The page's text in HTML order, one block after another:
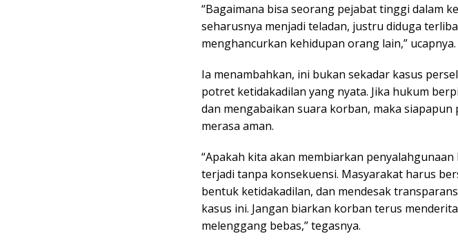
“Bagaimana bisa seorang pejabat tinggi dalam
seharusnya menjadi teladan, justru diduga
menghancurkan kehidupan orang lain,” ucapnya.
Ia menambahkan, ini bukan sekadar kasus
potret ketidakadilan yang nyata. Jika hukum
dan mengabaikan suara korban, maka siapapun
merasa aman.
“Apakah kita akan membiarkan
terjadi tanpa konsekuensi. Masyarakat harus
bentuk ketidakadilan, dan mendesak
kasus ini. Jangan biarkan korban terus
melenggang bebas,” tegasnya.